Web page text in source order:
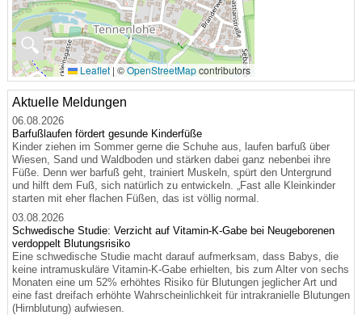
🔍
Leaflet | ©OpenStreetMapcontributors
Aktuelle Meldungen
06.08.2026
Barfußlaufen fördert gesunde Kinderfüße
Kinder ziehen im Sommer gerne die Schuhe aus, laufen barfuß über
Wiesen, Sand und Waldboden und stärken dabei ganz nebenbei ihre
Füße. Denn wer barfuß geht, trainiert Muskeln, spürt den Untergrund
und hilft dem Fuß, sich natürlich zu entwickeln. „Fast alle Kleinkinder
starten mit eher flachen Füßen, das ist völlig normal.
03.08.2026
Schwedische Studie: Verzicht auf Vitamin-K-Gabe bei Neugeborenen
verdoppelt Blutungsrisiko
Eine schwedische Studie macht darauf aufmerksam, dass Babys, die
keine intramuskuläre Vitamin-K-Gabe erhielten, bis zum Alter von sechs
Monaten eine um 52% erhöhtes Risiko für Blutungen jeglicher Art und
eine fast dreifach erhöhte Wahrscheinlichkeit für intrakranielle Blutungen
(Hirnblutung) aufwiesen.